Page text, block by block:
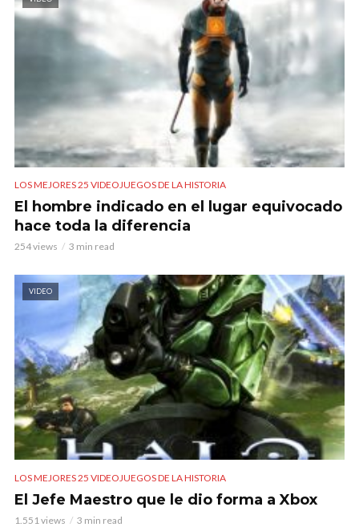
LOS MEJORES 25 VIDEOJUEGOS DE LA HISTORIA
El hombre indicado en el lugar equivocado
hace toda la diferencia
254 views 3 min read
VIDEO
LOS MEJORES 25 VIDEOJUEGOS DE LA HISTORIA
El Jefe Maestro que le dio forma a Xbox
1.551 views 3 min read